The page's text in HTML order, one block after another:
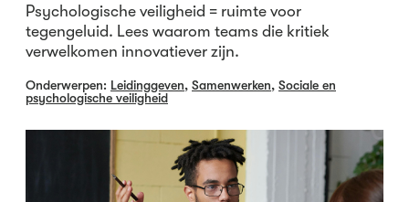
Psychologische veiligheid = ruimte voor
tegengeluid. Lees waarom teams die kritiek
verwelkomen innovatiever zijn.
Onderwerpen: Leidinggeven, Samenwerken, Sociale en
psychologische veiligheid